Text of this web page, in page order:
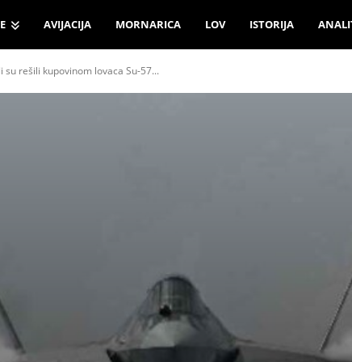
AVIJACIJA MORNARICA LOV ISTORIJA
rešili kupovinom lovaca Su-57...